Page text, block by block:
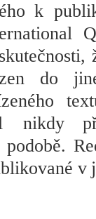
k
do
nikdy
v